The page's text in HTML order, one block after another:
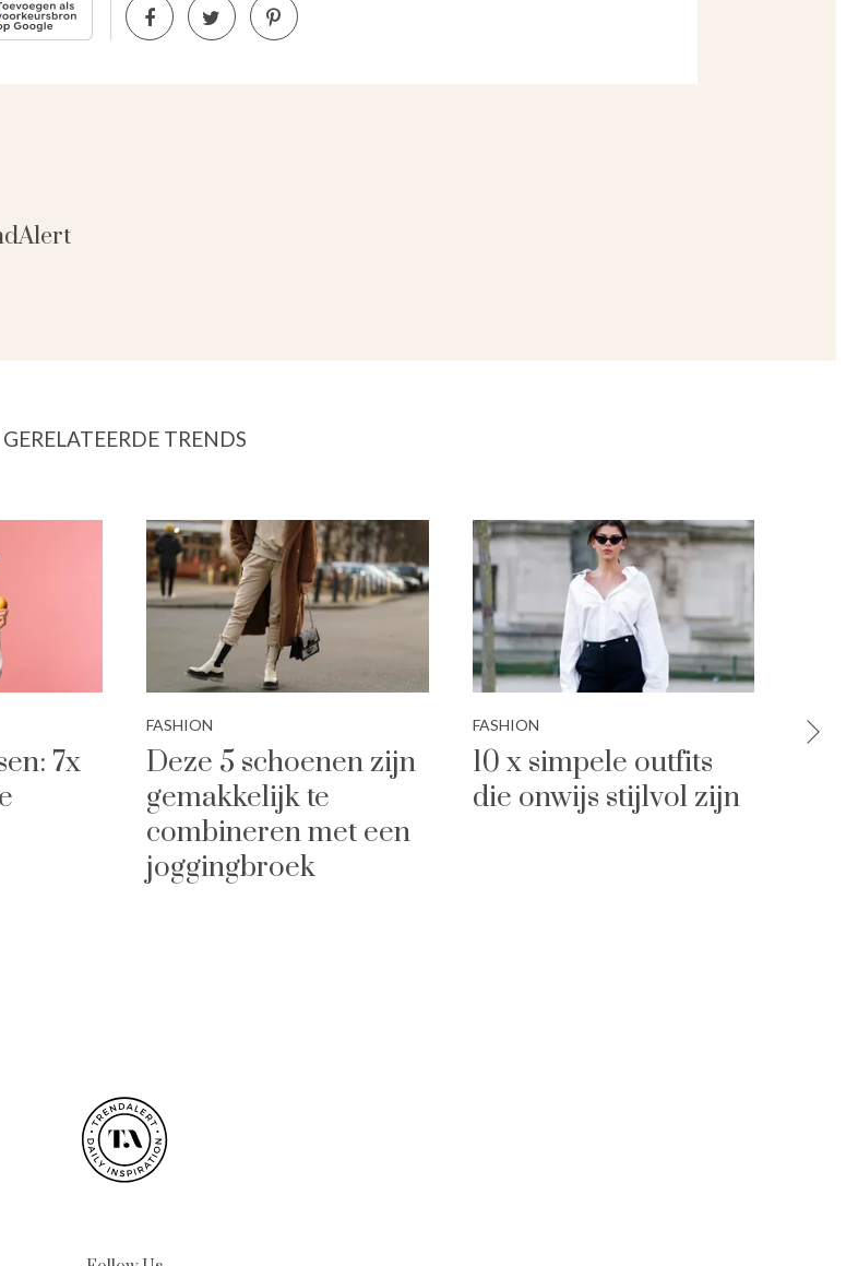
GERELATEERDE TRENDS
7x
FASHION
Deze 5 schoenen zijn
gemakkelijk te
combineren met een
joggingbroek
FASHION
10 x simpele outfits
die onwijs stijlvol zijn